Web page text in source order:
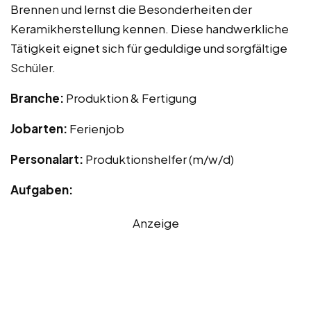
Brennen und lernst die Besonderheiten der
Keramikherstellung kennen. Diese handwerkliche
Tätigkeit eignet sich für geduldige und sorgfältige
Schüler.
Branche: Produktion & Fertigung
Jobarten: Ferienjob
Personalart: Produktionshelfer (m/w/d)
Aufgaben:
Anzeige